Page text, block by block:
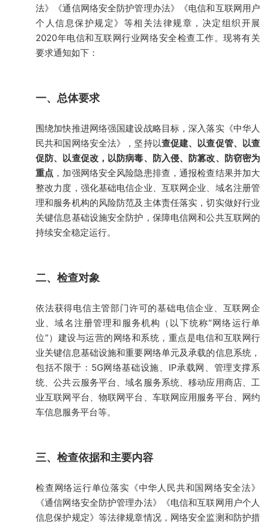
法》《通信网络安全防护管理办法》《电信和互联网用户
个人信息保护规定》等相关法律规章，决定组织开展
2020年电信和互联网行业网络安全检查工作。现将有关
要求通知如下：
一、总体要求
围绕加快推进网络强国建设战略目标，深入落实《中华人
民共和国网络安全法》，坚持以查促建、以查促管、以查
促防、以查促改，以防病毒、防入侵、防篡改、防窃密为
重点 ，加强网络安全风险隐患排查，通报检查结果并加大
整改力度，强化基础电信企业、互联网企业、域名注册管
理和服务机构的风险防范及主体责任落实，切实做好行业
关键信息基础设施安全防护，保障电信网和公共互联网的
持续安全稳定运行。
二、检查对象
依法获得电信主管部门许可的基础电信企业、互联网企
业、域名注册管理和服务机构（以下统称“网络运行单
位”）建设与运营的网络和系统，重点是电信和互联网行
业关键信息基础设施和重要网络单元及承载的信息系统，
包括不限于：5G网络基础设施、IP承载网、管理支撑系
统、公共云服务平台、域名服务系统、移动应用商店、工
业互联网平台、物联网平台、车联网应用服务平台、网约
车信息服务平台等。
三、检查依据和主要内容
检查网络运行单位落实《中华人民共和国网络安全法》
《通信网络安全防护管理办法》《电信和互联网用户个人
信息保护规定》等法律规章情况，网络安全监测和防护措